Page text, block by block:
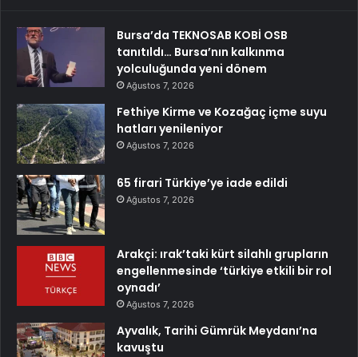
Bursa’da TEKNOSAB KOBİ OSB
tanıtıldı… Bursa’nın kalkınma
yolculuğunda yeni dönem
Ağustos 7, 2026
Fethiye Kirme ve Kozağaç içme suyu
hatları yenileniyor
Ağustos 7, 2026
65 firari Türkiye’ye iade edildi
Ağustos 7, 2026
Arakçi: ırak’taki kürt silahlı grupların
engellenmesinde ‘türkiye etkili bir rol
oynadı’
Ağustos 7, 2026
Ayvalık, Tarihi Gümrük Meydanı’na
kavuştu